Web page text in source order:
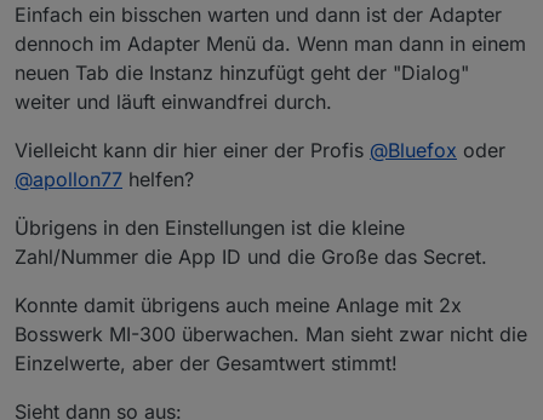
Einfach ein bisschen warten und dann ist der Adapter
dennoch im Adapter Menü da. Wenn man dann in einem
neuen Tab die Instanz hinzufügt geht der "Dialog"
weiter und läuft einwandfrei durch.
Vielleicht kann dir hier einer der Profis @Bluefox oder
@apollon77 helfen?
Übrigens in den Einstellungen ist die kleine
Zahl/Nummer die App ID und die Große das Secret.
Konnte damit übrigens auch meine Anlage mit 2x
Bosswerk MI-300 überwachen. Man sieht zwar nicht die
Einzelwerte, aber der Gesamtwert stimmt!
Sieht dann so aus: